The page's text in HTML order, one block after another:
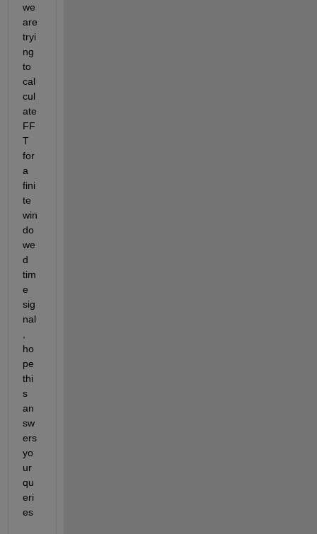
we
are
tryi
ng
to
cal
cul
ate
FF
T
for
a
fini
te
win
do
we
d
tim
e
sig
nal
ho
pe
thi
s
an
sw
ers
yo
ur
qu
eri
es